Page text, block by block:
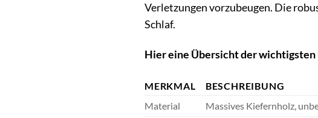
Verletzungen vorzubeugen. Die
Schlaf.
Hier eine Übersicht der wichtigsten
MERKMAL
BESCHREIBUNG
Material
Massives Kiefernholz,